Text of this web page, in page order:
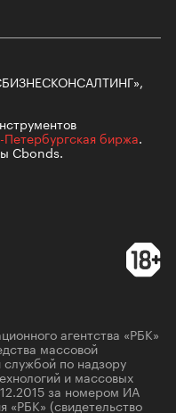
Петербургская биржа.
Cbonds.
агентства «РБК»
массовой
по надзору
и массовых
за номером ИА
(свидетельство